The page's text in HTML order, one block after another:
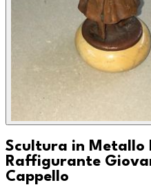
Scultura in Metallo
Raffigurante
Cappello